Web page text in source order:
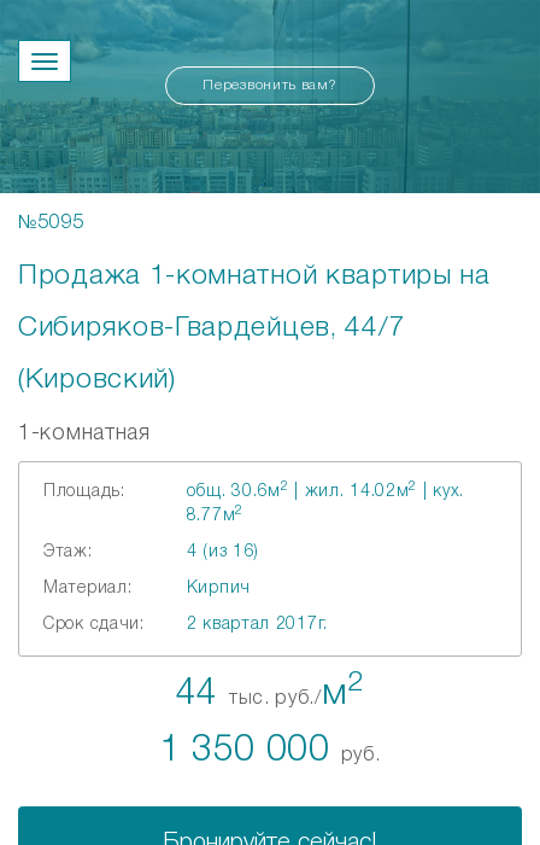
Перезвонить вам?
№5095
Продажа 1-комнатной квартиры на
Сибиряков-Гвардейцев, 44/7
(Кировский)
1-комнатная
Площадь: общ. 30.6м 2 | жил. 14.02м2
| кух.
8.77м2
Этаж: 4 (из 16)
Материал: Кирпич
Срок сдачи: 2 квартал 2017г.
44 тыс. руб./м2
1 350 000 руб.